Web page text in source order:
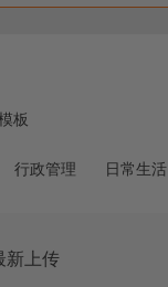
板
行政管理 日常生活
新上传